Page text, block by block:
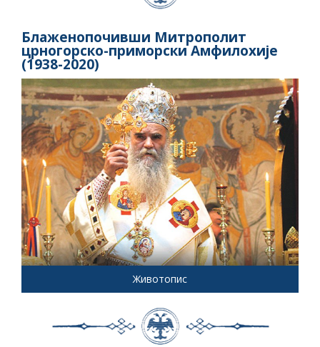
Блаженопочивши Митрополит
црногорско-приморски Амфилохије
(1938-2020)
Животопис